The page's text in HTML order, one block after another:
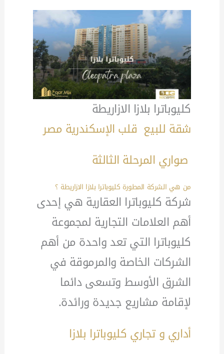
كليوباترا بلازا الازاريطة
شقة للبيع قلب الإسكندرية مصر
صواري المرحلة الثالثة
من هي الشركة المطورة كليوباترا بلازا الازاريطة ؟
شركة كليوباترا العقارية هي إحدى
أهم العلامات التجارية لمجموعة
كليوباترا التي تعد واحدة من أهم
الشركات الخاصة والمرموقة في
الشرق الأوسط وتسعى دائما
لإقامة مشاريع جديدة ورائدة.
أداري و تجاري كليوباترا بلازا